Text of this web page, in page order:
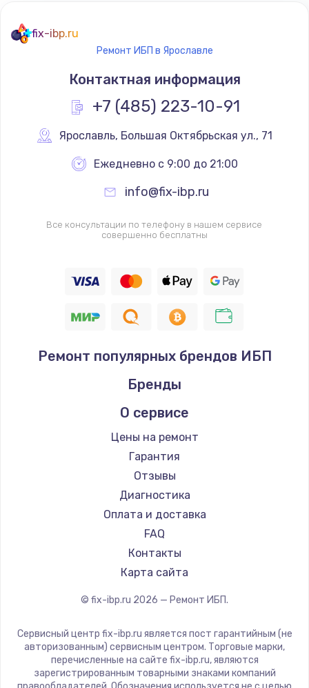
fix-ibp.ru
Ремонт ИБП в Ярославле
Контактная информация
+7 (485) 223-10-91
Ярославль, Большая Октябрьская ул., 71
Ежедневно с 9:00 до 21:00
info@fix-ibp.ru
Все консультации по телефону в нашем сервисе
совершенно бесплатны
Ремонт популярных брендов ИБП
Бренды
О сервисе
Цены на ремонт
Гарантия
Отзывы
Диагностика
Оплата и доставка
FAQ
Контакты
Карта сайта
© fix-ibp.ru 2026 — Ремонт ИБП.
Сервисный центр fix-ibp.ru является пост гарантийным (не
авторизованным) сервисным центром. Торговые марки,
перечисленные на сайте fix-ibp.ru, являются
зарегистрированным товарными знаками компаний